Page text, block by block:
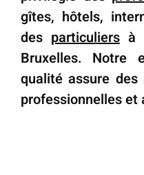
gîtes, hôtels,
des particuliersà
Bruxelles. Notre
qualité assure
professionnelles et